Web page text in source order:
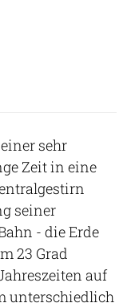
sehr
Zeit in eine
seiner
- die Erde
23 Grad
auf
unterschiedlich